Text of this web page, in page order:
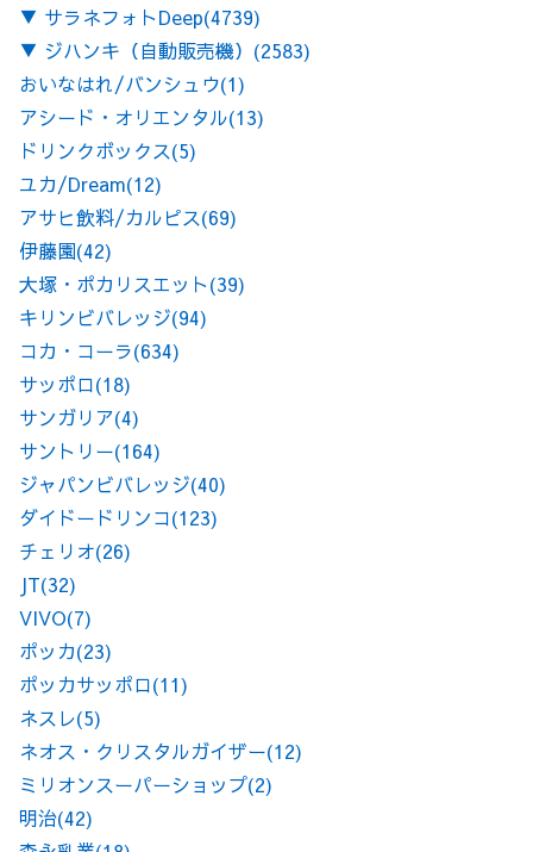
▼ サラネフォトDeep(4739)
▼ ジハンキ（自動販売機） (2583)
おいなはれ/バンシュウ(1)
アシード・オリエンタル(13)
ドリンクボックス(5)
ユカ/Dream(12)
アサヒ飲料/カルピス(69)
伊藤園(42)
大塚・ポカリスエット(39)
キリンビバレッジ(94)
コカ・コーラ(634)
サッポロ(18)
サンガリア(4)
サントリー(164)
ジャパンビバレッジ(40)
ダイドードリンコ(123)
チェリオ(26)
JT(32)
VIVO(7)
ポッカ(23)
ポッカサッポロ(11)
ネスレ(5)
ネオス・クリスタルガイザー(12)
ミリオンスーパーショップ(2)
明治(42)